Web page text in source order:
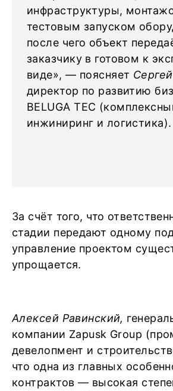
инфраструктуры,
тестовым запуском
после чего объект
заказчику в готовом к
виде», — поясняет
директор по развитию
BELUGA TEC
инжиниринг и логистика).
За счёт того, что
стадии передают одному
управление проектом
упрощается.
Алексей Равинский,
компании Zapusk Group
девелопмент и
что одна из главных
контрактов — высокая